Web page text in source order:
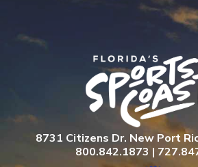
8731 Citizens Dr. New Port
800.842.1873 |